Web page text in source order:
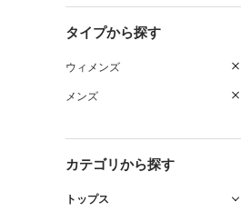
タイプから探す
ウィメンズ
メンズ
カテゴリから探す
トップス